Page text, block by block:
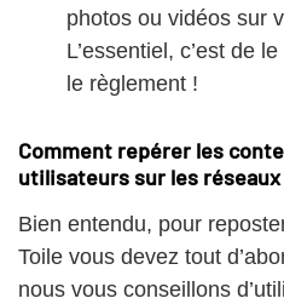
photos ou vidéos sur
L’essentiel, c’est de
le règlement !
Comment repérer les
utilisateurs sur les réseaux
Bien entendu, pour
Toile vous devez tout
nous vous conseillons